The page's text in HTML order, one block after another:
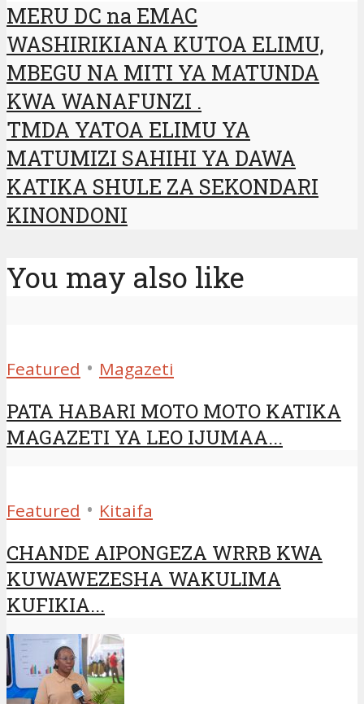
MERU DC na EMAC
WASHIRIKIANA KUTOA ELIMU,
MBEGU NA MITI YA MATUNDA
KWA WANAFUNZI .
TMDA YATOA ELIMU YA
MATUMIZI SAHIHI YA DAWA
KATIKA SHULE ZA SEKONDARI
KINONDONI
You may also like
Featured • Magazeti
PATA HABARI MOTO MOTO KATIKA
MAGAZETI YA LEO IJUMAA...
Featured • Kitaifa
CHANDE AIPONGEZA WRRB KWA
KUWAWEZESHA WAKULIMA
KUFIKIA...